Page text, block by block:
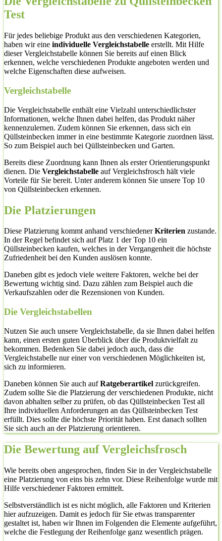
Test
Für jedes beliebige Produkt aus den verschiedenen Kategorien,
haben wir eine individuelle Vergleichstabelle erstellt. Mit Hilfe
dieser Vergleichstabelle können Sie bereits auf einen Blick
erkennen, welche verschiedenen Produkte angeboten werden und
welche Eigenschaften diese aufweisen.
Vergleichstabelle
Die Vergleichstabelle enthält eine Vielzahl unterschiedlichster
Informationen, welche Ihnen dabei helfen, das Produkt näher
kennenzulernen. Zudem können Sie erkennen, dass sich ein
Qüllsteinbecken immer in eine bestimmte Kategorie zuordnen lässt.
So zum Beispiel auch bei Qüllsteinbecken und Garten.
Bereits diese Zuordnung kann Ihnen als erster Orientierungspunkt
dienen. Die Vergleichstabelle auf Vergleichsfrosch hält viele
Vorteile für Sie bereit. Unter anderem können Sie unsere Top 10
von Qüllsteinbecken erkennen.
Die Platzierungen
Diese Platzierung kommt anhand verschiedenerKriterien zustande.
In der Regel befindet sich auf Platz 1 der Top 10 ein
Qüllsteinbecken kaufen, welches in der Vergangenheit die höchste
Zufriedenheit bei den Kunden auslösen konnte.
Daneben gibt es jedoch viele weitere Faktoren, welche bei der
Bewertung wichtig sind. Dazu zählen zum Beispiel auch die
Verkaufszahlen oder die Rezensionen von Kunden.
Die Vergleichstabellen
Nutzen Sie auch unsere Vergleichstabelle, da sie Ihnen dabei helfen
kann, einen ersten guten Überblick über die Produktvielfalt zu
bekommen. Bedenken Sie dabei jedoch auch, dass die
Vergleichstabelle nur einer von verschiedenen Möglichkeiten ist,
sich zu informieren.
Daneben können Sie auch aufRatgeberartikel zurückgreifen.
Zudem sollte Sie die Platzierung der verschiedenen Produkte, nicht
davon abhalten selber zu prüfen, ob das Qüllsteinbecken Test all
Ihre individuellen Anforderungen an das Qüllsteinbecken Test
erfüllt. Dies sollte die höchste Priorität haben. Erst danach sollten
Sie sich auch an der Platzierung orientieren.
Die Bewertung auf Vergleichsfrosch
Wie bereits oben angesprochen, finden Sie in der Vergleichstabelle
eine Platzierung von eins bis zehn vor. Diese Reihenfolge wurde mit
Hilfe verschiedener Faktoren ermittelt.
Selbstverständlich ist es nicht möglich, alle Faktoren und Kriterien
hier aufzuzeigen. Damit es jedoch für Sie etwas transparenter
gestaltet ist, haben wir Ihnen im Folgenden die Elemente aufgeführt,
welche die Festlegung der Reihenfolge ganz wesentlich prägen.